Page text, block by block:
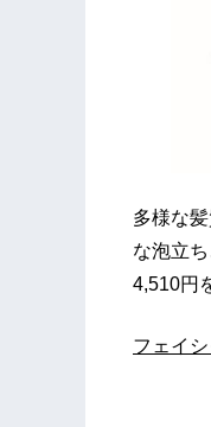
多様な
な泡立
4,510円
フェイ